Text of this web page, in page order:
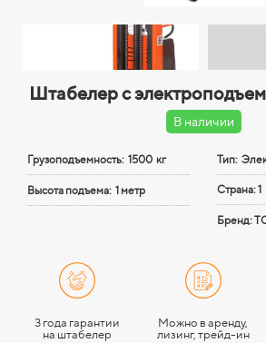
Штабелер с
В наличии
Грузоподъемность: 1500 кг
Высота подъема: 1 метр
Тип:
Страна: 1
Бренд:
3 года гарантии
на штабелер
Можно в аренду,
лизинг, трейд-ин